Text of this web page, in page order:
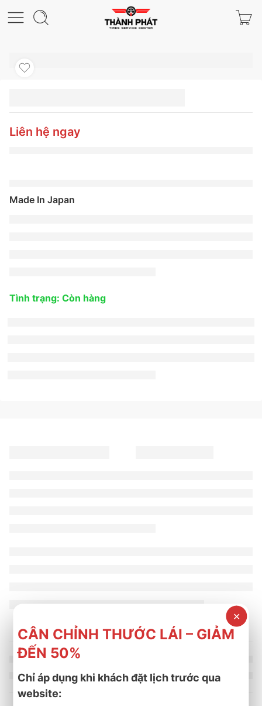
PXR52 OF
Liên hệ ngay
Made In Japan
Tình trạng: Còn hàng
✕
CÂN CHỈNH THƯỚC LÁI – GIẢM
ĐẾN 50%
Chỉ áp dụng khi khách đặt lịch trước qua
website: